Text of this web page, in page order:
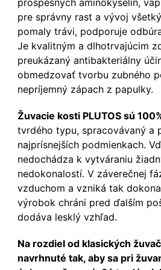
prospešných aminokyselín,
pre správny rast a vývoj
pomaly trávi, podporuje
Je kvalitným a dlhotrvajúcim
preukázaný antibakteriálny
obmedzovať tvorbu zubného
nepríjemný zápach z papulky.
Žuvacie kosti PLUTOS sú
tvrdého typu, spracovávaný a
najprísnejších podmienkach.
nedochádza k vytváraniu
nedokonalostí. V záverečnej
vzduchom a vzniká tak
výrobok chráni pred ďalším
dodáva lesklý vzhľad.
Na rozdiel od klasických
navrhnuté tak, aby sa pri